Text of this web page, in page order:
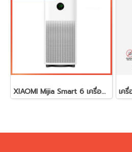
XIAOMI Mijia Smart 6 เครื่องฟอกอากาศ รุ่น BHR08MYTH